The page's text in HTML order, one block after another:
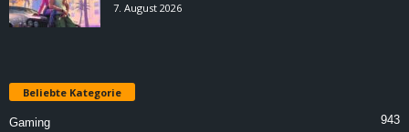
7. August 2026
Beliebte Kategorie
Gaming 943